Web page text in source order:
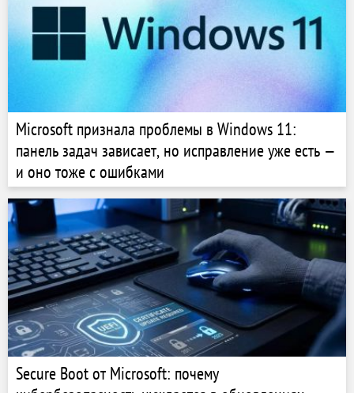
Microsoft признала проблемы в Windows 11:
панель задач зависает, но исправление уже есть —
и оно тоже с ошибками
Secure Boot от Microsoft: почему